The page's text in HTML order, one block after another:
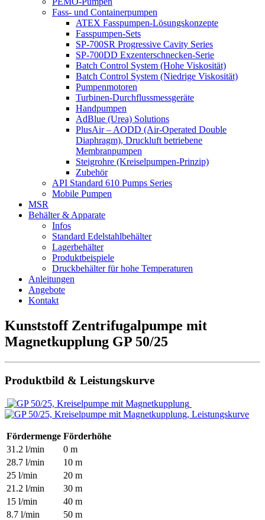
Fass- und Containerpumpen
ATEX Fasspumpen-Lösungskonzepte
Fasspumpen-Sets
SP-700SR Progressive Cavity Series
SP-700DD Exzenterschnecken-Serie
Batch Control System (Hohe Viskosität)
Batch Control System (Niedrige Viskosität)
Pumpenmotoren
Turbinen-Durchflussmessgeräte
Handpumpen
AdBlue (Urea) Solutions
PlusAir – AODD (Air-Operated Double
Diaphragm), Druckluft betriebene
Membranpumpen
Steigrohre (Kreiselpumpen-Prinzip)
Zubehör
API Standard 610 Pumps Series
Mobile Pumpen
MSR
Behälter & Apparate
Infos
Standard Edelstahlbehälter
Lagerbehälter
Produktbeispiele
Druckbehälter für hohe Temperaturen
Anleitungen
Angebote
Kontakt
Kunststoff Zentrifugalpumpe mit
Magnetkupplung GP 50/25
Produktbild & Leistungskurve
Fördermenge Förderhöhe
31.2 l/min
0 m
28.7 l/min
10 m
25 l/min
20 m
21.2 l/min
30 m
15 l/min
40 m
8.7 l/min
50 m